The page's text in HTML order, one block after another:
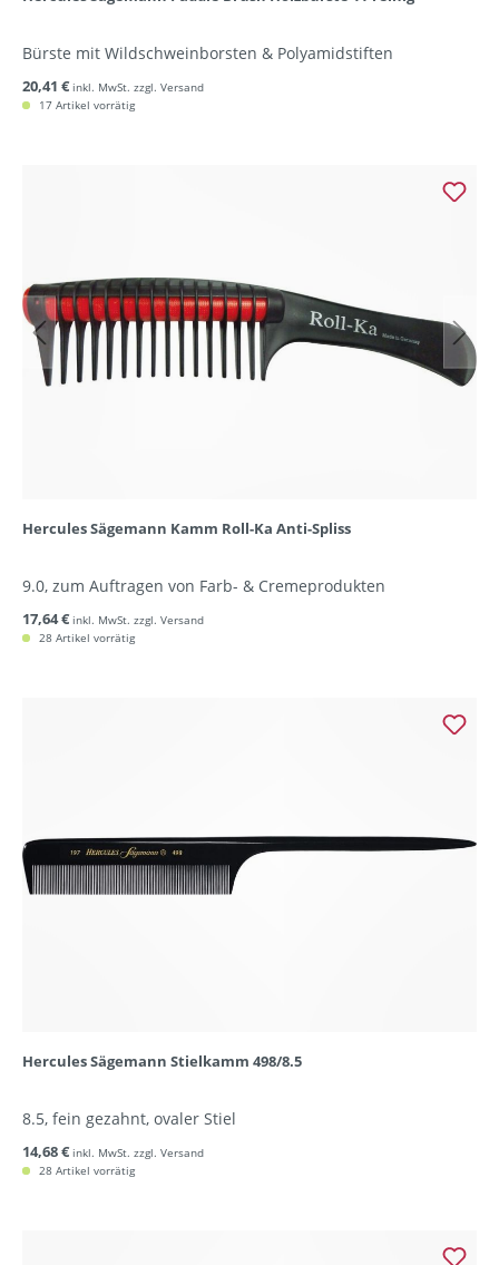
Bürste mit Wildschweinborsten & Polyamidstiften
20,41 € inkl. MwSt. zzgl. Versand
17 Artikel vorrätig
Hercules Sägemann Kamm Roll-Ka Anti-Spliss
9.0, zum Auftragen von Farb- & Cremeprodukten
17,64 € inkl. MwSt. zzgl. Versand
28 Artikel vorrätig
Hercules Sägemann Stielkamm 498/8.5
8.5, fein gezahnt, ovaler Stiel
14,68 € inkl. MwSt. zzgl. Versand
28 Artikel vorrätig